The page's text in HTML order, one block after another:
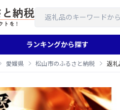
ランキングから探す
愛媛県 松山市のふるさと納税 返礼